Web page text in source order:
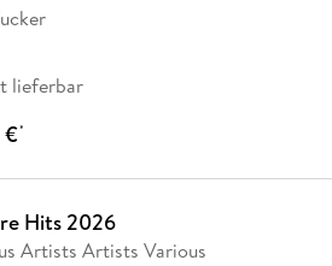
lieferbar
€*
Hits 2026
Various Artists Artists Various